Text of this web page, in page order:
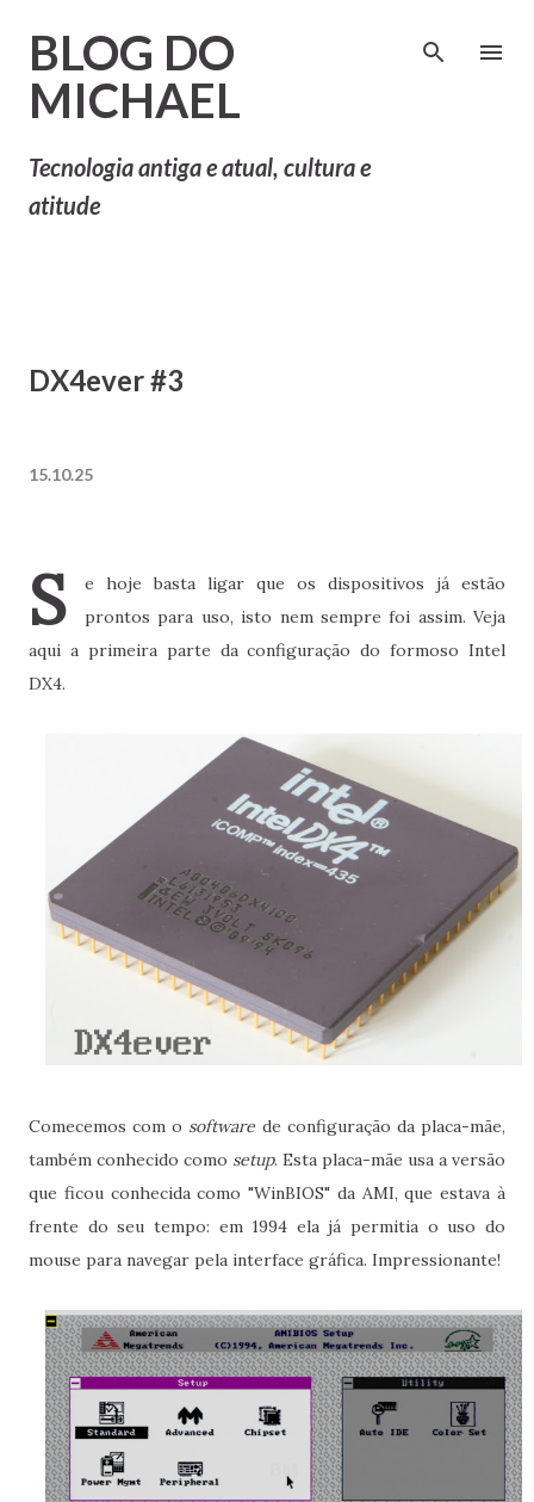
BLOG DO
MICHAEL
Tecnologia antiga e atual, cultura e
atitude
DX4ever #3
15.10.25
S
e hoje basta ligar que os dispositivos já estão
prontos para uso, isto nem sempre foi assim. Veja
aqui a primeira parte da configuração do formoso Intel
DX4.
Comecemos com o software de configuração da placa-mãe,
também conhecido como setup. Esta placa-mãe usa a versão
que ficou conhecida como "WinBIOS" da AMI, que estava à
frente do seu tempo: em 1994 ela já permitia o uso do
mouse para navegar pela interface gráfica. Impressionante!